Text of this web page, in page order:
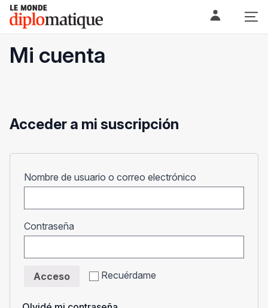
Skip
content
Le monde diplomatique
Mi cuenta
Acceder a mi suscripción
Nombre de usuario o correo electrónico
Contraseña
Recuérdame
Acceso